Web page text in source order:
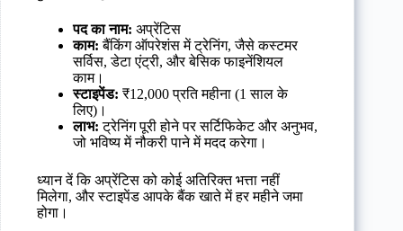
पद का नाम: अप्रेंटिस
काम: बैंकिंग ऑपरेशंस में ट्रेनिंग, जैसे कस्टमर
सर्विस, डेटा एंट्री, और बेसिक फाइनेंशियल
काम।
स्टाइपेंड: ₹12,000 प्रति महीना (1 साल के
लिए)।
लाभ: ट्रेनिंग पूरी होने पर सर्टिफिकेट और अनुभव,
जो भविष्य में नौकरी पाने में मदद करेगा।
ध्यान दें कि अप्रेंटिस को कोई अतिरिक्त भत्ता नहीं
मिलेगा, और स्टाइपेंड आपके बैंक खाते में हर महीने जमा
होगा।